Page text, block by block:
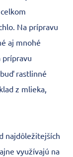
Na prípravu
aj mnohé
prípravu
rastlinné
z mlieka,
najdôležitejších
využívajú na